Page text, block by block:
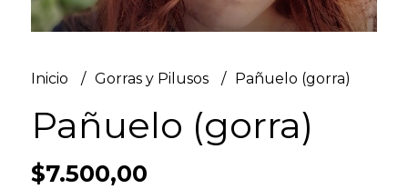
Inicio Gorras y Pilusos Pañuelo (gorra)
Pañuelo (gorra)
$7.500,00